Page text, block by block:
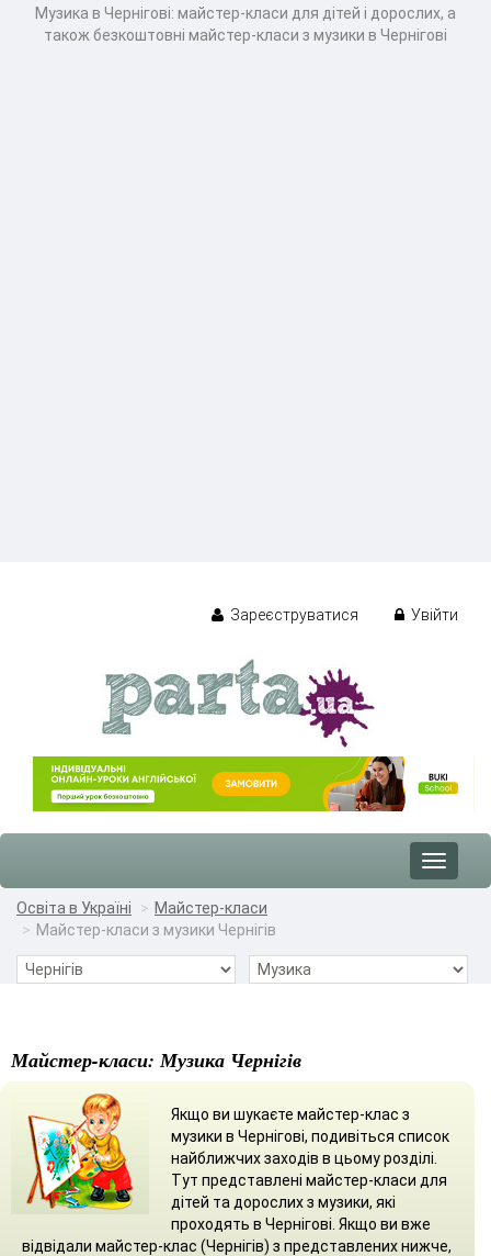
Музика в Чернігові: майстер-класи для дітей і дорослих, а
також безкоштовні майстер-класи з музики в Чернігові
Зареєструватися Увійти
Toggle
Освіта в Україні
Майстер-класи
Майстер-класи з музики Чернігів
Майстер-класи: Музика Чернігів
Якщо ви шукаєте майстер-клас з
музики в Чернігові, подивіться список
найближчих заходів в цьому розділі.
Тут представлені майстер-класи для
дітей та дорослих з музики, які
проходять в Чернігові. Якщо ви вже
відвідали майстер-клас (Чернігів) з представлених нижче,